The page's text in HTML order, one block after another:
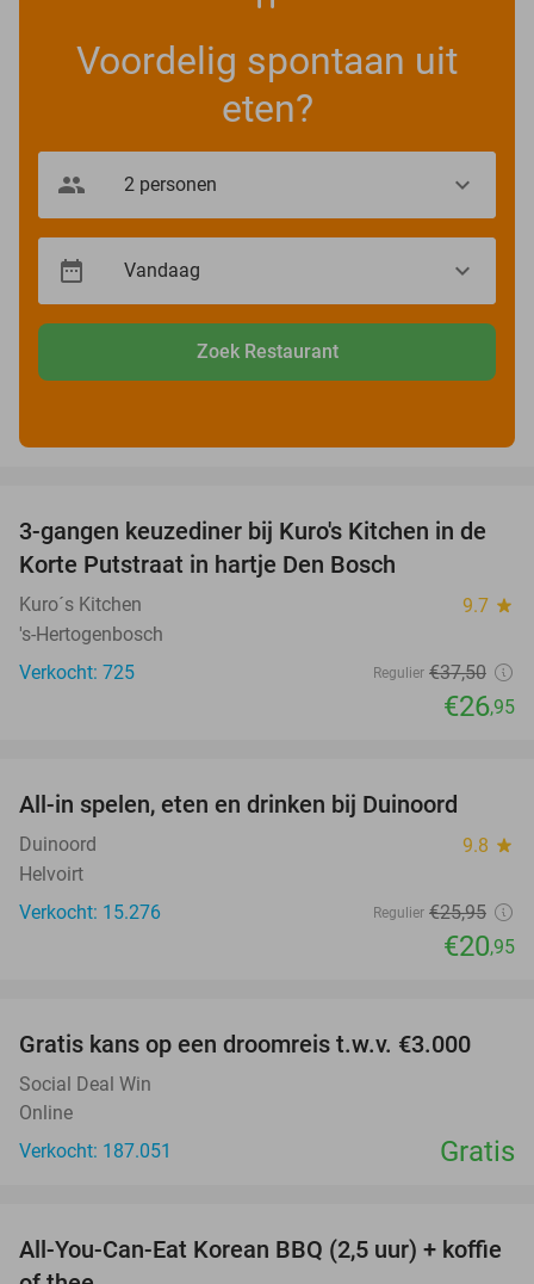
Voordelig spontaan uit
eten?
Zoek Restaurant
28%
3-gangen keuzediner bij Kuro's Kitchen in de
Korte Putstraat in hartje Den Bosch
Kuro´s Kitchen 9.7 star
's-Hertogenbosch
Verkocht: 725
Regulier €37,50
€26,95
All-in spelen, eten en drinken bij Duinoord
Duinoord 9.8 star
Helvoirt
Verkocht: 15.276
Regulier €25,95
€20,95
Gratis kans op een droomreis t.w.v. €3.000
Social Deal Win
Online
Verkocht: 187.051
Gratis
26%
All-You-Can-Eat Korean BBQ (2,5 uur) + koffie